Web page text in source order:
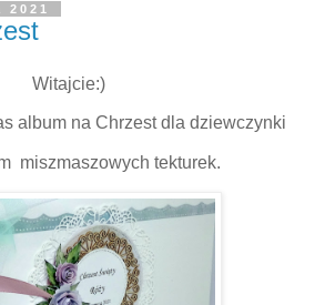
Witajcie:)
album na Chrzest dla dziewczynki
miszmaszowych tekturek.